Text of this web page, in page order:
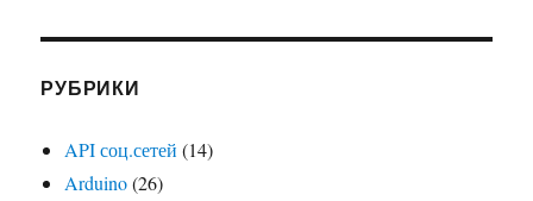
РУБРИКИ
API соц.сетей (14)
Arduino(26)